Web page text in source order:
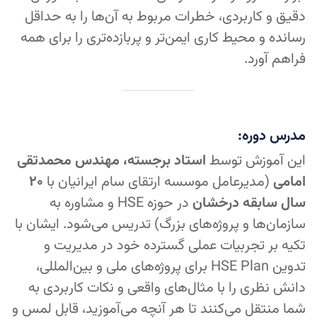
دقیق و کاربردی، خطرات مربوط به آن‌ها را به حداقل
رسانده و محیط کاری ایمن‌تر و پربازده‌تری را برای همه
فراهم آورد.
مدرس دوره:
این آموزش توسط استاد برجسته، مهندس محمدتقی
امامی (مدیرعامل موسسه ارتقای سام ایرانیان با ۲۰
سال سابقه درخشان
در حوزه HSE و مشاوره به
سازمان‌ها و پروژه‌های بزرگ) تدریس می‌شود. ایشان با
تکیه بر تجربیات عملی گسترده خود در مدیریت و
تدوین HSE Plan برای پروژه‌های ملی و بین‌المللی،
دانش نظری را با مثال‌های واقعی و نکات کاربردی به
شما منتقل می‌کنند تا هر آنچه می‌آموزید، قابل لمس و